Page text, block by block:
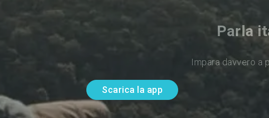
Parla
Impara davvero a
Scarica la app